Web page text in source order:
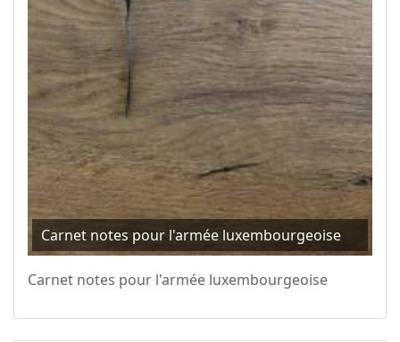
Carnet notes pour l'armée luxembourgeoise
Carnet notes pour l'armée luxembourgeoise